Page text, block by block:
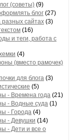
(советы) (9)
блог (27)
разных сайтах (3)
(16)
и теги, работа с
(4)
(вместо рамочек)
для блога (3)
(5)
- Времена года (21)
- Водные суда (1)
- Города (4)
- Девушки (14)
- Дети и все о